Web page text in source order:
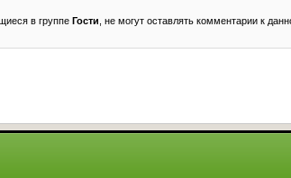
в группе Гости , не могут оставлять комментарии к